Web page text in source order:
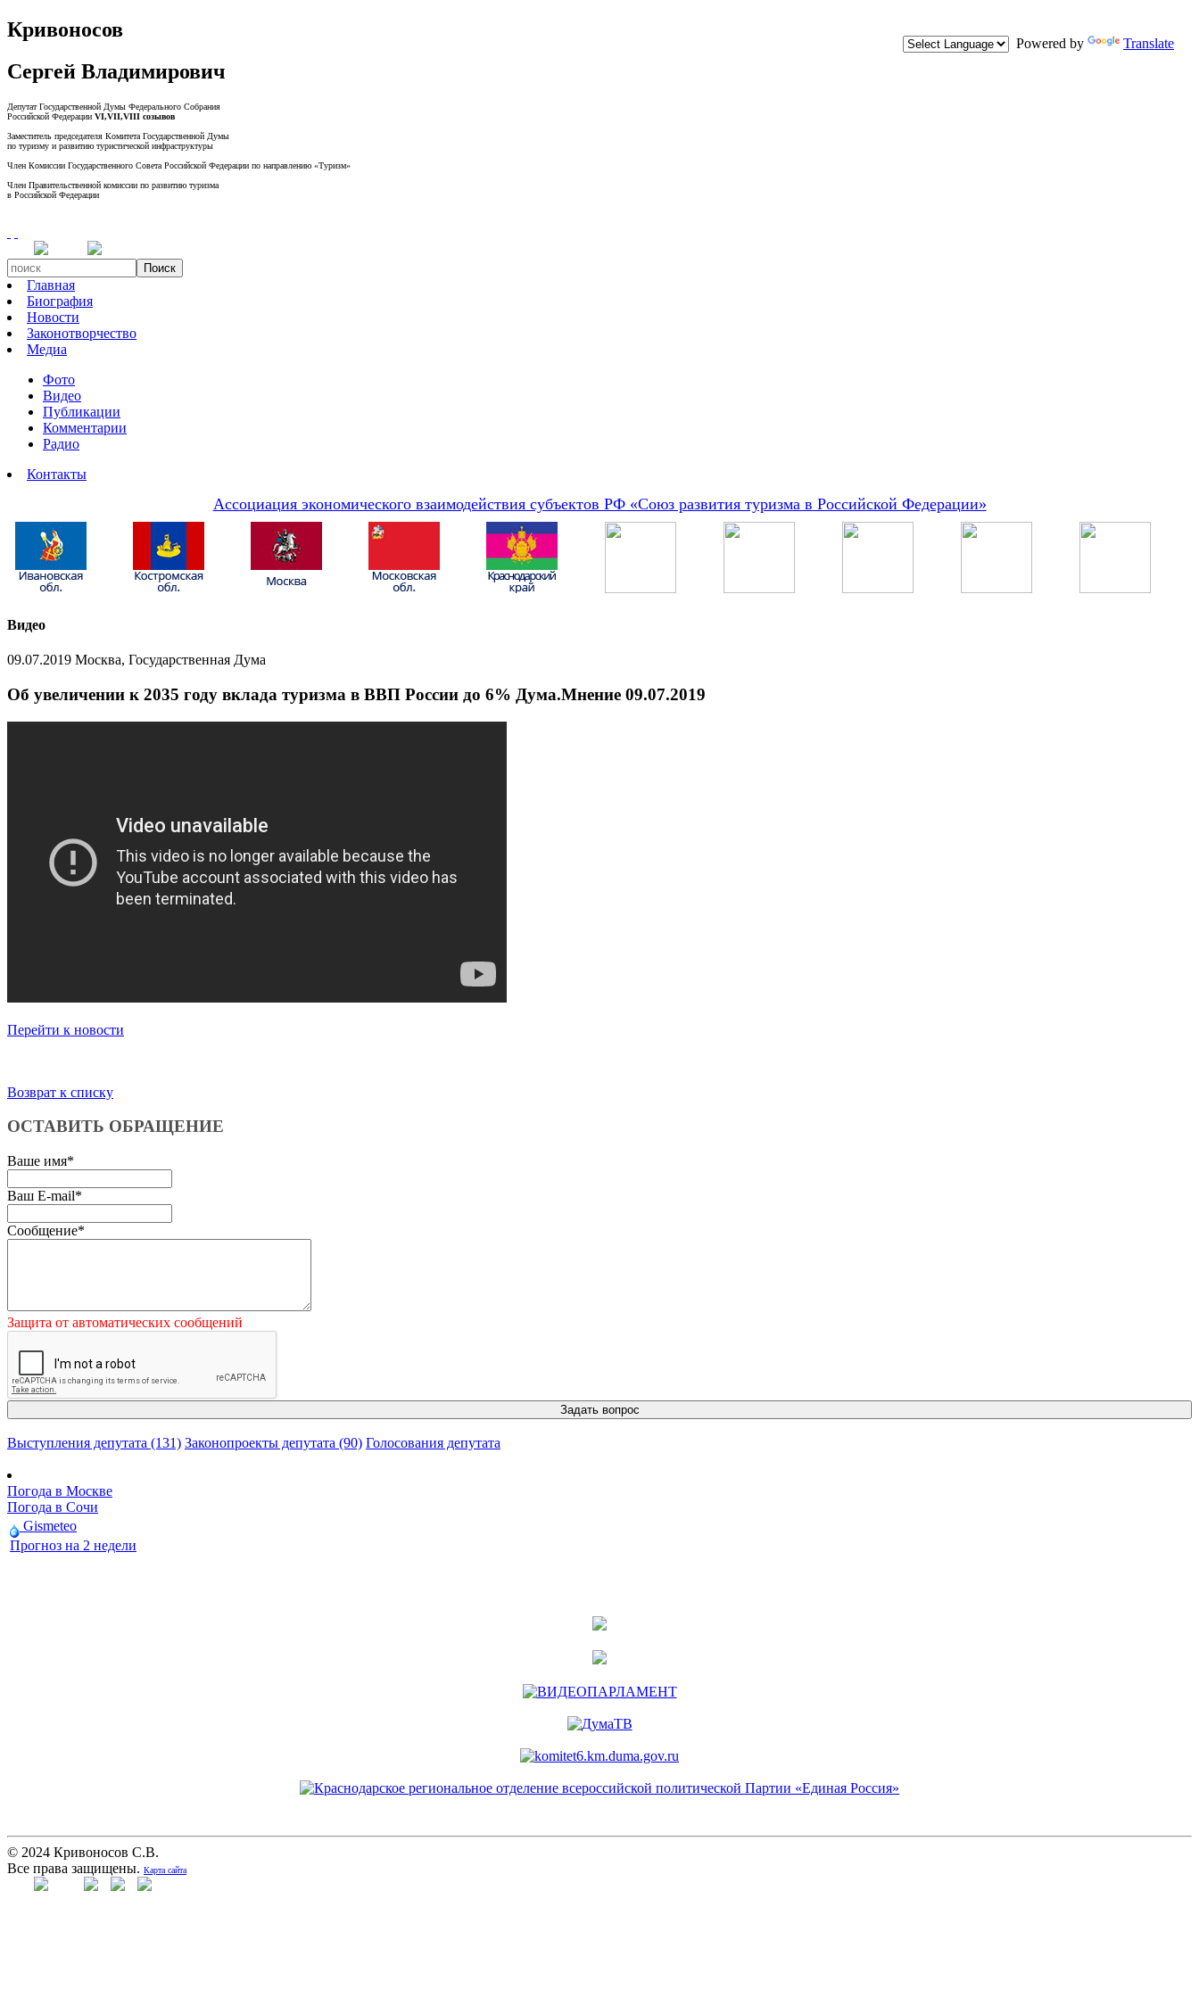
Powered by Translate
Кривоносов
Сергей Владимирович
Депутат Государственной Думы Федерального Собрания
Российской Федерации VI,VII,VIII созывов
Заместитель председателя Комитета Государственной Думы
по туризму и развитию туристической инфраструктуры
Член Комиссии Государственного Совета Российской Федерации по направлению «Туризм»
Член Правительственной комиссии по развитию туризма
в Российской Федерации
Поиск
Главная
Биография
Новости
Законотворчество
Медиа
Фото
Видео
Публикации
Комментарии
Радио
Контакты
Ассоциация экономического взаимодействия субъектов РФ «Союз развития туризма в Российской Федерации»
Видео
09.07.2019 Москва, Государственная Дума
Об увеличении к 2035 году вклада туризма в ВВП России до 6% Дума.Мнение 09.07.2019
Перейти к новости
Возврат к списку
ОСТАВИТЬ ОБРАЩЕНИЕ
Ваше имя*
Ваш E-mail*
Сообщение*
Защита от автоматических сообщений
Выступления депутата (131) Законопроекты депутата (90) Голосования депутата
Погода в Москве
Погода в Сочи
Gismeteo
Прогноз на 2 недели
© 2024 Кривоносов С.В.
Все права защищены. Карта сайта